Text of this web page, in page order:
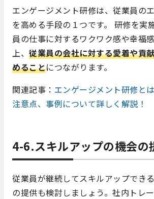
エンゲージメント研修は、従業員の
を高める手段の１つです。 研修を実
員の仕事に対するワクワク感や幸福
上、 従業員の会社に対する愛着や貢
めることにつながります。
関連記事： エンゲージメント研修と
注意点、事例について詳しく解説！
4-6.スキルアップの機会の
従業員が継続してスキルアップでき
の提供も検討しましょう。社内トレ